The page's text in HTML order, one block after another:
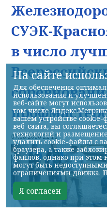
СУЭК-
в число
07.08.2026 22:13
На сайте
Для обеспечения
использования и
веб-сайте могут
том числе
вашем устройстве
веб-сайта, вы
технологий и
удалить cookie-файлы с
браузера, а также
файлов, однако при этом
могут быть
ограничениями движка.
Я согласен